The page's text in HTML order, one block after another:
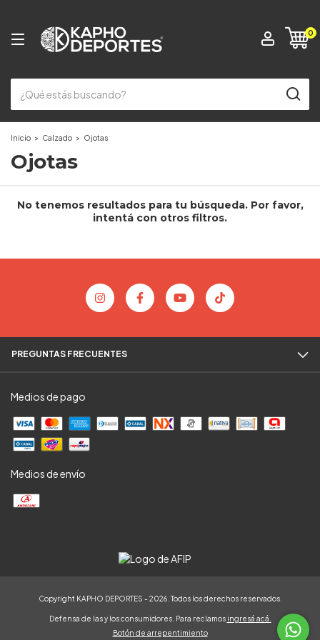
0
Inicio > Calzado > Ojotas
Ojotas
No tenemos resultados para tu búsqueda. Por favor,
intentá con otros filtros.
PREGUNTAS FRECUENTES
Medios de pago
Medios de envío
Copyright KAPHO DEPORTES - 2026. Todos los derechos reservados.
Defensa de las y los consumidores. Para reclamos ingresá acá.
Botón de arrepentimiento